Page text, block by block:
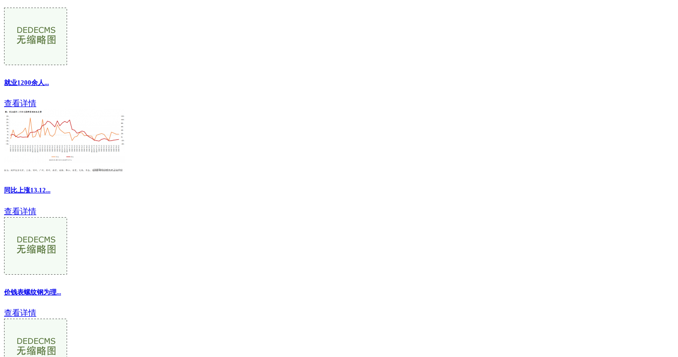
就业1200余人...
查看详情
同比上涨13.12...
查看详情
价钱表螺纹钢为理...
查看详情